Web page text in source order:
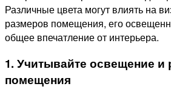
Различные цвета могут влиять на
размеров помещения, его
общее впечатление от интерьера.
1. Учитывайте освещение и
помещения